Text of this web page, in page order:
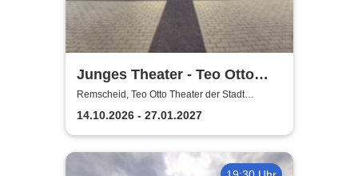
Junges Theater - Teo Otto
Theater der Stadt Remscheid
Remscheid, Teo Otto Theater der Stadt
Remscheid
14.10.2026 - 27.01.2027